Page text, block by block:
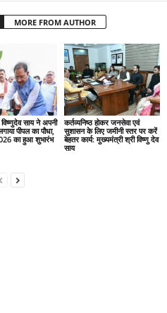
MORE FROM AUTHOR
साय ने अपनी
पीपल का पौधा,
का हुआ शुभारंभ
कर्तव्यनिष्ठ होकर जनसेवा एवं
सुशासन के लिए जमीनी स्तर पर करें
बेहतर कार्य: मुख्यमंत्री श्री विष्णु देव
साय